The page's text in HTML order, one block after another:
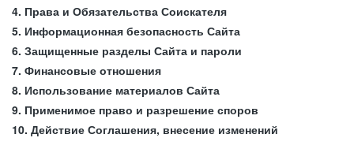
4. Права и Обязательства Соискателя
5. Информационная безопасность Сайта
6. Защищенные разделы Сайта и пароли
7. Финансовые отношения
8. Использование материалов Сайта
9. Применимое право и разрешение споров
10. Действие Соглашения, внесение изменений